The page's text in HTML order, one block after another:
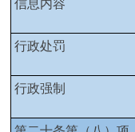
信息内容
行政处罚
行政强制